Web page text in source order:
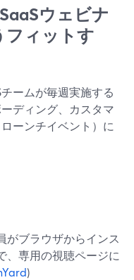
ウェビナ
フィットす
ームが毎週実施する
ディング、カスタマ
ーンチイベント）に
がブラウザからインス
、専用の視聴ページに
)